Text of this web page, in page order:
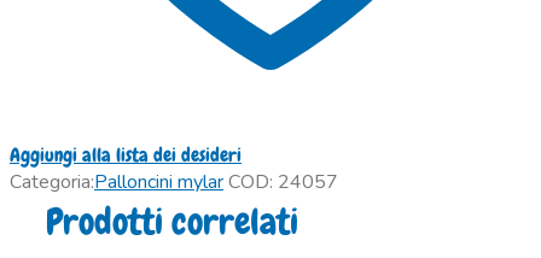
Aggiungi alla lista dei desideri
Categoria:Palloncini mylarCOD: 24057
Prodotti correlati